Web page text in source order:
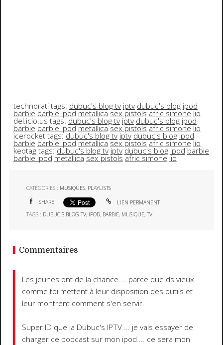
technorati tags: dubuc's blog tv iptv dubuc's blog ipod
barbie barbie ipodmetallicasex pistolsafric simonelio
del.icio.us tags:dubuc's blog tviptvdubuc's blogipod
barbie barbie ipodmetallica sex pistolsafric simonelio
icerocket tags:dubuc's blog tviptvdubuc's blogipod
barbie barbie ipodmetallicasex pistolsafric simonelio
keotag tags:dubuc's blog tviptvdubuc's blogipodbarbie
barbie ipod metallicasex pistols afric simone lio
CATÉGORIES : MUSIQUES, PLAYLISTS
SHARE
LIEN PERMANENT
TAGS : DUBUC'S BLOG TV, IPOD, BARBIE, MUSIQUE,TV
Commentaires
Les jeunes ont de la chance ... parce que ds vieux
comme toi mettent à leur disposition des outils et
leur montrent comment s'en servir.
Super ID que la Dubuc's IPTV ... je vais essayer de
charger ce podcast sur mon ipod ... ce sera mon